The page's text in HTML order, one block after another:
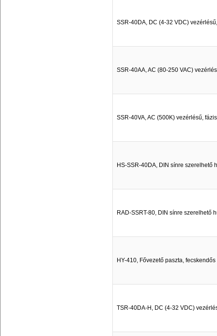
SSR-40DA, DC (4-32 VDC)
SSR-40AA, AC (80-250 VAC)
SSR-40VA, AC (500K) vezérlésű,
HS-SSR-40DA, DIN sínre szerelhető
RAD-SSRT-80, DIN sínre szerelhető
HY-410, Fővezető paszta, fecskendős
TSR-40DA-H, DC (4-32 VDC)